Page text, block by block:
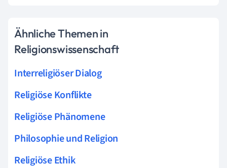
Ähnliche Themen in
Religionswissenschaft
Interreligiöser Dialog
Religiöse Konflikte
Religiöse Phänomene
Philosophie und Religion
Religiöse Ethik